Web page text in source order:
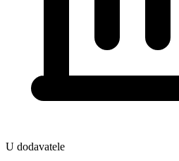
U dodavatele